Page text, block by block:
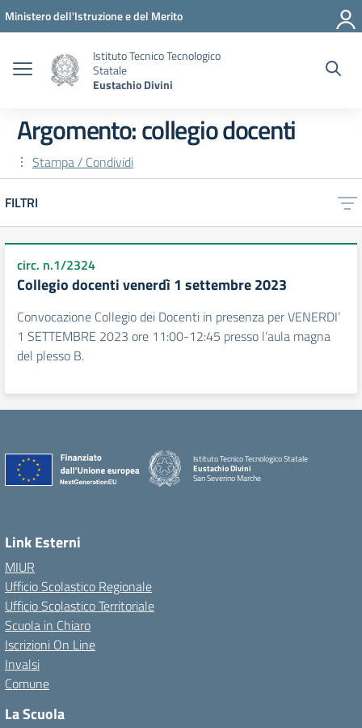
Vai ai contenuti
Vai al menu di navigazione
Vai al footer
Ministero dell'Istruzione e del Merito
Istituto Tecnico Tecnologico
Statale
Eustachio Divini
Argomento: collegio docenti
Stampa / Condividi
FILTRI
circ. n.1/2324
Collegio docenti venerdì 1 settembre 2023
Convocazione Collegio dei Docenti in presenza per VENERDI’
1 SETTEMBRE 2023 ore 11:00-12:45 presso l’aula magna
del plesso B.
Istituto Tecnico Tecnologico Statale
Eustachio Divini
San Severino Marche
Link Esterni
MIUR
Ufficio Scolastico Regionale
Ufficio Scolastico Territoriale
Scuola in Chiaro
Iscrizioni On Line
Invalsi
Comune
La Scuola